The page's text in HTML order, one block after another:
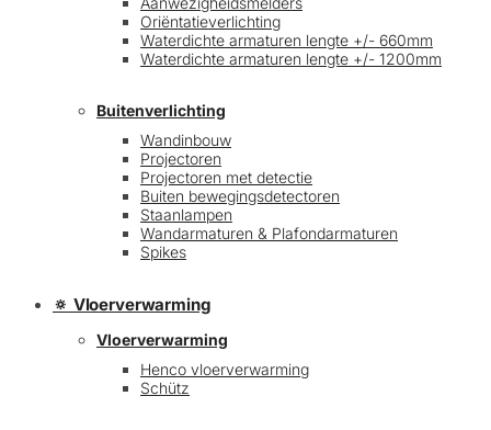
Oriëntatieverlichting
Waterdichte armaturen lengte +/- 660mm
Waterdichte armaturen lengte +/- 1200mm
Buitenverlichting
Wandinbouw
Projectoren
Projectoren met detectie
Buiten bewegingsdetectoren
Staanlampen
Wandarmaturen & Plafondarmaturen
Spikes
🔅 Vloerverwarming
Vloerverwarming
Henco vloerverwarming
Schütz